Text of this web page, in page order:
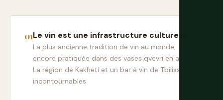
Le vin est une infrastructure culturelle
La plus ancienne tradition de vin au monde,
encore pratiquée dans des vases qvevri en argile.
La région de Kakheti et un bar à vin de Tbilissi sont
incontournables.